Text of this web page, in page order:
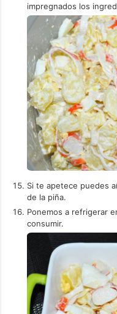
impregnados los
Si te apetece puedes
de la piña.
Ponemos a refrigerar
consumir.